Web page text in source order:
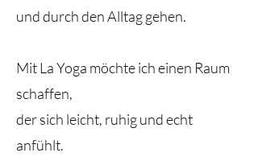
und durch den Alltag gehen.
Mit La Yoga möchte ich einen Raum
schaffen,
der sich leicht, ruhig und echt
anfühlt.